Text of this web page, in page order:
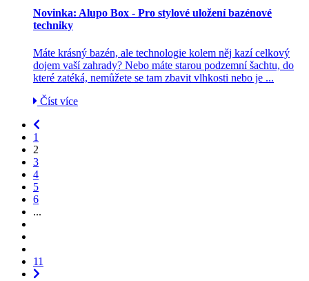
Novinka: Alupo Box - Pro stylové uložení bazénové
techniky
Máte krásný bazén, ale technologie kolem něj kazí celkový
dojem vaší zahrady? Nebo máte starou podzemní šachtu, do
které zatéká, nemůžete se tam zbavit vlhkosti nebo je ...
Číst více
1
2
3
4
5
6
...
11